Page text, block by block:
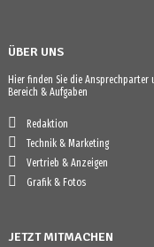
ÜBER UNS
Hier finden Sie die
Bereich & Aufgaben
Redaktion
Technik & Marketing
Vertrieb & Anzeigen
Grafik & Fotos
JETZT MITMACHEN